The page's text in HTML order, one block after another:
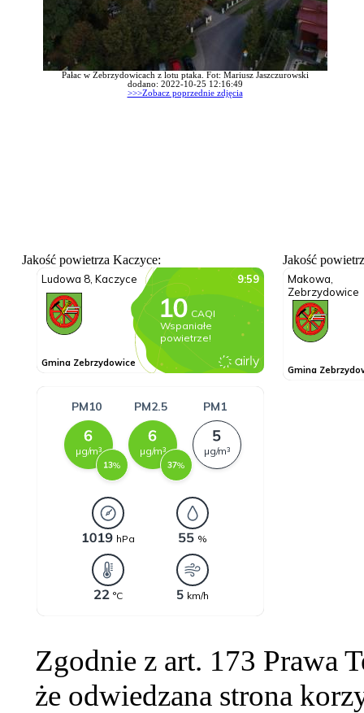
Pałac w Zebrzydowicach z lotu ptaka. Fot: Mariusz Jaszczurowski
dodano: 2022-10-25 12:16:49
>>>Zobacz poprzednie zdjęcia
Jakość powietrza Kaczyce: Jakość
Zgodnie z art. 173 Prawa
że odwiedzana strona